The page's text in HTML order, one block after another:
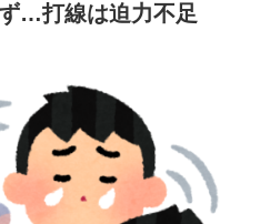
…打線は迫力不足